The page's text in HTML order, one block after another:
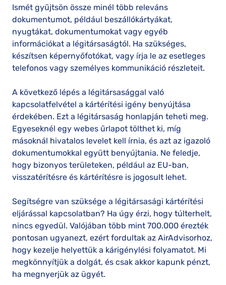
Ismét gyűjtsön össze minél több releváns
dokumentumot, például beszállókártyákat,
nyugtákat, dokumentumokat vagy egyéb
információkat a légitársaságtól. Ha szükséges,
készítsen képernyőfotókat, vagy írja le az esetleges
telefonos vagy személyes kommunikáció részleteit.
A következő lépés a légitársasággal való
kapcsolatfelvétel a kártérítési igény benyújtása
érdekében. Ezt a légitársaság honlapján teheti meg.
Egyeseknél egy webes űrlapot tölthet ki, míg
másoknál hivatalos levelet kell írnia, és azt az igazoló
dokumentumokkal együtt benyújtania. Ne feledje,
hogy bizonyos területeken, például az EU-ban,
visszatérítésre és kártérítésre is jogosult lehet.
Segítségre van szüksége a légitársasági kártérítési
eljárással kapcsolatban? Ha úgy érzi, hogy túlterhelt,
nincs egyedül. Valójában több mint 700.000 érezték
pontosan ugyanezt, ezért fordultak az AirAdvisorhoz,
hogy kezelje helyettük a kárigénylési folyamatot. Mi
megkönnyítjük a dolgát, és csak akkor kapunk pénzt,
ha megnyerjük az ügyét.